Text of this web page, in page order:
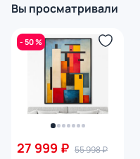
Вы просматривали
- 50 %
27 999 ₽ 55 998 ₽